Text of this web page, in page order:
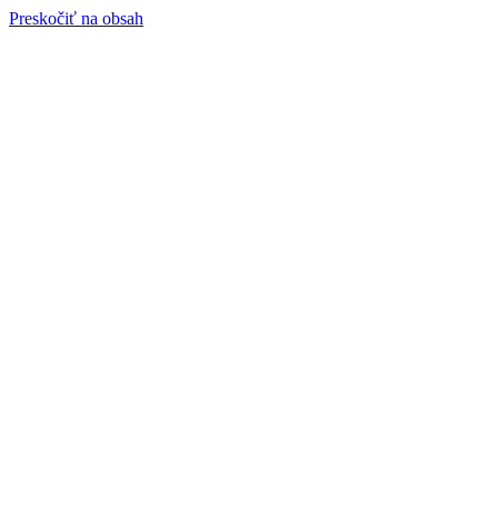
Preskočiť na obsah